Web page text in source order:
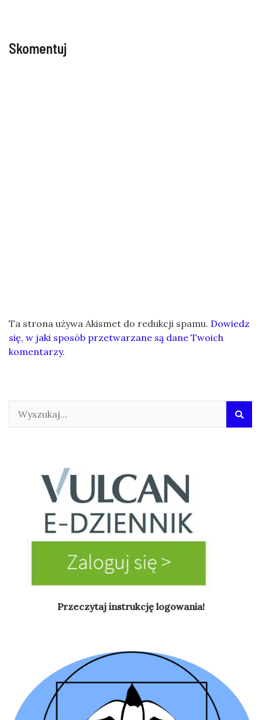
Skomentuj
Ta strona używa Akismet do redukcji spamu. Dowiedz
się, w jaki sposób przetwarzane są dane Twoich
komentarzy.
Przeczytaj instrukcję logowania!